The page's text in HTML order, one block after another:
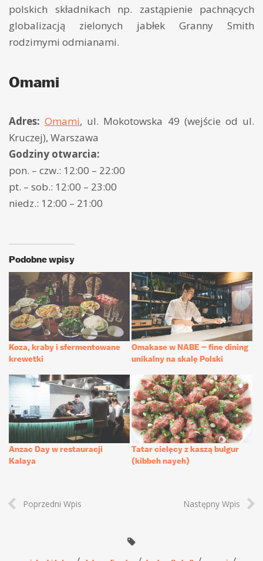
polskich składnikach np. zastąpienie pachnących
globalizacją zielonych jabłek Granny Smith
rodzimymi odmianami.
Omami
Adres: Omami, ul. Mokotowska 49 (wejście od ul.
Kruczej), Warszawa
Godziny otwarcia:
pon. – czw.: 12:00 – 22:00
pt. – sob.: 12:00 – 23:00
niedz.: 12:00 – 21:00
Podobne wpisy
Koza, kraby i sfermentowane
krewetki
Omakase w NABE – fine dining
unikalny na skalę Polski
Anzac Day w restauracji
Kalaya
Tatar cielęcy z kaszą bulgur
(kibbeh nayeh)
Poprzedni Wpis Następny Wpis